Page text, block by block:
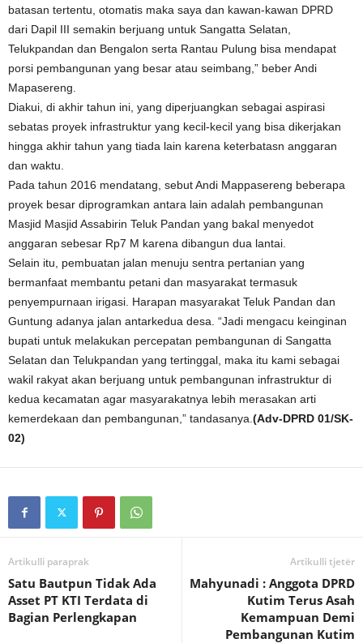
batasan tertentu, otomatis maka saya dan kawan-kawan DPRD
dari Dapil III semakin berjuang untuk Sangatta Selatan,
Telukpandan dan Bengalon serta Rantau Pulung bisa mendapat
porsi pembangunan yang besar atau seimbang,” beber Andi
Mapasereng.
Diakui, di akhir tahun ini, yang diperjuangkan sebagai aspirasi
sebatas proyek infrastruktur yang kecil-kecil yang bisa dikerjakan
hingga akhir tahun yang tiada lain karena keterbatasn anggaran
dan waktu.
Pada tahun 2016 mendatang, sebut Andi Mappasereng beberapa
proyek besar diprogramkan antara lain adalah pembangunan
Masjid Masjid Assabirin Teluk Pandan yang bakal menyedot
anggaran sebesar Rp7 M karena dibangun dua lantai.
Selain itu, pembuatan jalan menuju sentra pertanian yang
bermanfaat membantu petani dan masyarakat termasuk
penyempurnaan irigasi. Harapan masyarakat Teluk Pandan dan
Guntung adanya jalan antarkedua desa. “Jadi mengacu keinginan
bupati untuk melakukan percepatan pembangunan di Sangatta
Selatan dan Telukpandan yang tertinggal, maka itu kami sebagai
wakil rakyat akan berjuang untuk pembangunan infrastruktur di
kedua kecamatan agar masyarakatnya lebih merasakan arti
kemerdekaan dan pembangunan,” tandasanya. (Adv-DPRD 01/SK-
02)
Artikulli paraprak
Satu Bautpun Tidak Ada
Asset PT KTI Terdata di
Bagian Perlengkapan
Artikulli tjetër
Mahyunadi : Anggota DPRD
Kutim Terus Asah
Kemampuan Demi
Pembangunan Kutim